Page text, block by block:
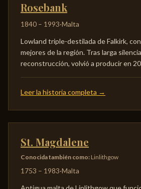
Rosebank
1840 – 1993·Malta
Lowland triple-destilada de Falkirk,
mejores de la región. Tras larga
reconstrucción, volvió a producir en
Leer la historia completa →
St. Magdalene
Conocida también como: Linlithgow
1753 – 1983·Malta